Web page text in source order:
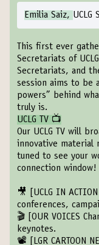
Emilia Saiz, UCLG
This first ever
Secretariats of
Secretariats, and
session aims to be
powers” behind
truly is.
UCLG TV 📺
Our UCLG TV will
innovative material
tuned to see your
connection window!
🎥 [UCLG IN
conferences,
🎬
[OUR VOICES
keynotes.
📽️
[LGR CARTOON